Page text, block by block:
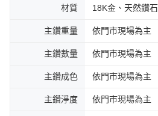
材質 18K金、天然鑽石
主鑽重量 依門市現場為主
主鑽數量 依門市現場為主
主鑽成色 依門市現場為主
主鑽淨度 依門市現場為主